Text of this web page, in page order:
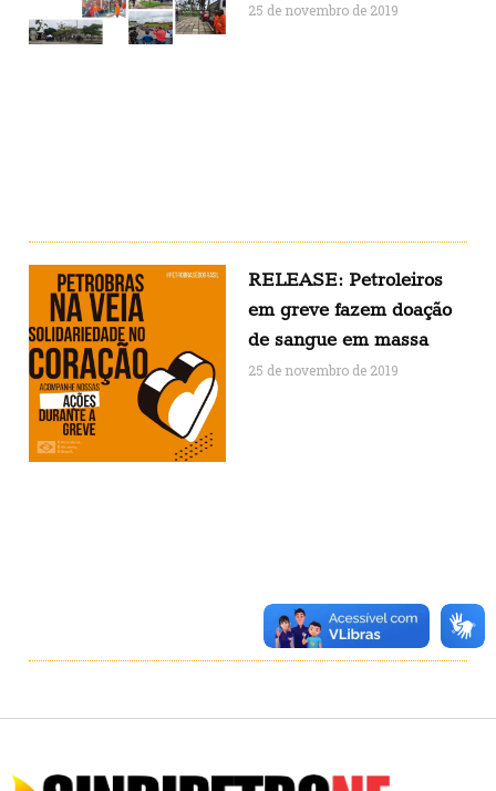
25 de novembro de 2019
RELEASE: Petroleiros
em greve fazem doação
de sangue em massa
25 de novembro de 2019